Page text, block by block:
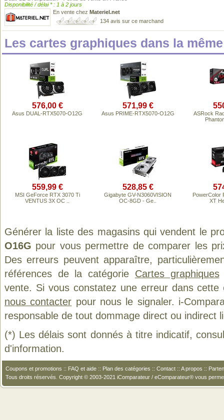
Disponibilité / délai * : 1 à 2 jours
En vente chez Materiel.net
134 avis sur ce marchand
Les cartes graphiques dans la
576,00 €
Asus DUAL-RTX5070-O12G
571,99 €
Asus PRIME-RTX5070-O12G
ASRock
559,99 €
MSI GeForce RTX 3070 Ti
VENTUS 3X OC ..
528,85 €
Gigabyte GV-N3060VISION
OC-8GD - Ge..
PowerColor
XT
Générer la liste des magasins qui vendent le
O16G pour vous permettre de comparer les
Des erreurs peuvent apparaître,
références de la catégorie Cartes graphiques
vente. Si vous constatez une erreur dans
nous contacter pour nous le signaler. i-
responsable de tout dommage direct ou indirect
(*) Les délais sont donnés à titre indicatif,
d'information.
Coupons et promotions :: FAQ et aide :: Plan des catégories :: Contact :: A propos ::
Tous droits réservés. Copyright © 2003-2021 iComparateur / eComparateur® vous